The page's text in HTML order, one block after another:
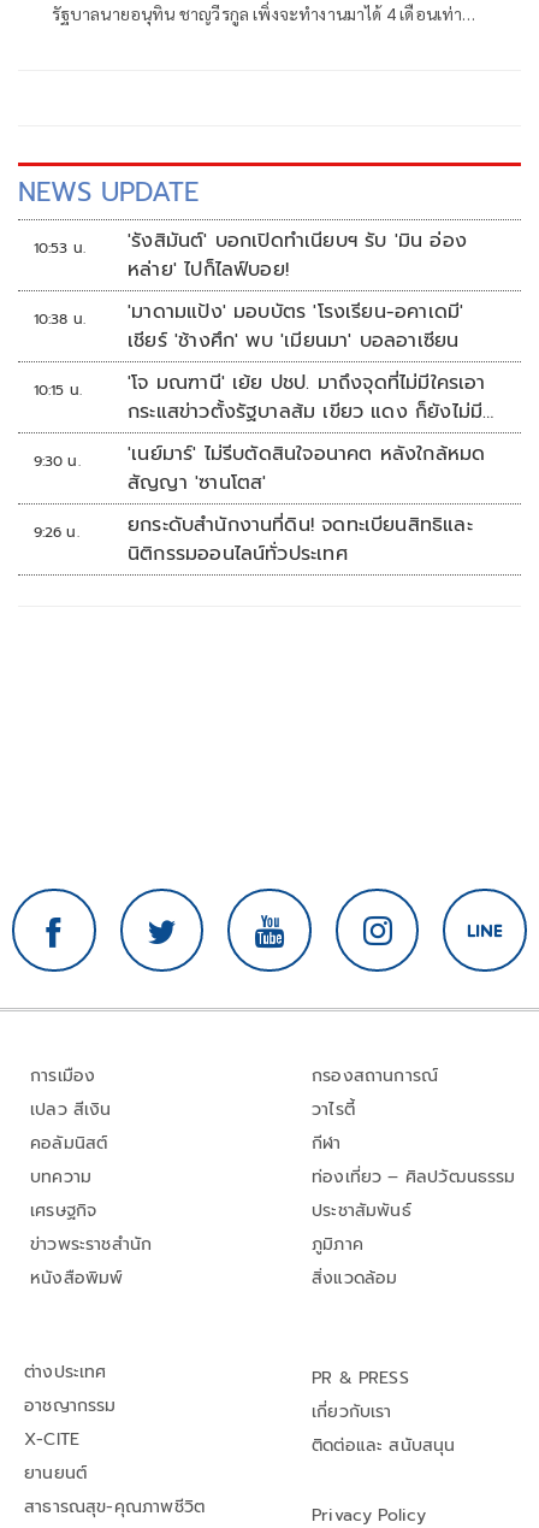
รัฐบาลนายอนุทิน ชาญวีรกูล เพิ่งจะทำงานมาได้ 4 เดือนเท่านั้น
NEWS UPDATE
10:53 น.
'รังสิมันต์' บอกเปิดทำเนียบฯ รับ 'มิน อ่อง
หล่าย' ไปก็ไลฟ์บอย!
10:38 น.
'มาดามแป้ง' มอบบัตร 'โรงเรียน-อคาเดมี'
เชียร์ 'ช้างศึก' พบ 'เมียนมา' บอลอาเซียน
10:15 น.
'โจ มณฑานี' เย้ย ปชป. มาถึงจุดที่ไม่มีใครเอา
กระแสข่าวตั้งรัฐบาลส้ม เขียว แดง ก็ยังไม่มีฟ้า
เลย
9:30 น.
'เนย์มาร์' ไม่รีบตัดสินใจอนาคต หลังใกล้หมด
สัญญา 'ซานโตส'
9:26 น.
ยกระดับสำนักงานที่ดิน! จดทะเบียนสิทธิและ
นิติกรรมออนไลน์ทั่วประเทศ
การเมือง
เปลว สีเงิน
คอลัมนิสต์
บทความ
เศรษฐกิจ
ข่าวพระราชสำนัก
หนังสือพิมพ์
กรองสถานการณ์
วาไรตี้
กีฬา
ท่องเที่ยว – ศิลปวัฒนธรรม
ประชาสัมพันธ์
ภูมิภาค
สิ่งแวดล้อม
ต่างประเทศ
อาชญากรรม
X-CITE
ยานยนต์
สาธารณสุข-คุณภาพชีวิต
PR & PRESS
เกี่ยวกับเรา
ติดต่อและ สนับสนุน
Privacy Policy